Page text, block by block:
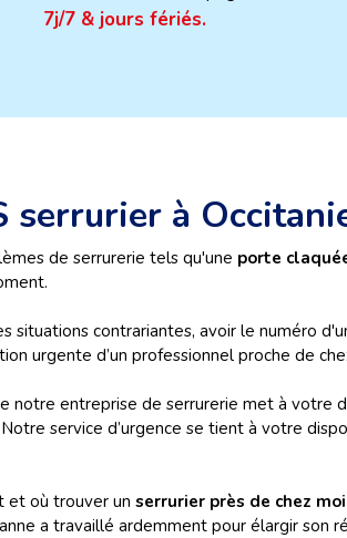
7j/7 & jours fériés.
serrurier à
de serrurerie tels qu'une porte
situations contrariantes, avoir le numéro
urgente d’un professionnel proche de
notre entreprise de serrurerie met à votre
service d’urgence se tient à votre
et où trouver un serrurier près de chez moi
a travaillé ardemment pour élargir son